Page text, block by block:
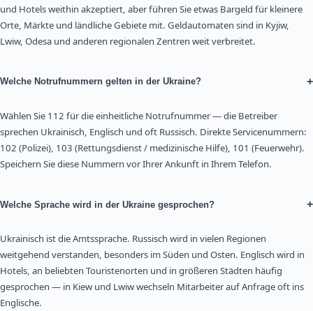
und Hotels weithin akzeptiert, aber führen Sie etwas Bargeld für kleinere
Orte, Märkte und ländliche Gebiete mit. Geldautomaten sind in Kyjiw,
Lwiw, Odesa und anderen regionalen Zentren weit verbreitet.
Welche Notrufnummern gelten in der Ukraine? +
Wählen Sie 112 für die einheitliche Notrufnummer — die Betreiber
sprechen Ukrainisch, Englisch und oft Russisch. Direkte Servicenummern:
102 (Polizei), 103 (Rettungsdienst / medizinische Hilfe), 101 (Feuerwehr).
Speichern Sie diese Nummern vor Ihrer Ankunft in Ihrem Telefon.
Welche Sprache wird in der Ukraine gesprochen? +
Ukrainisch ist die Amtssprache. Russisch wird in vielen Regionen
weitgehend verstanden, besonders im Süden und Osten. Englisch wird in
Hotels, an beliebten Touristenorten und in größeren Städten häufig
gesprochen — in Kiew und Lwiw wechseln Mitarbeiter auf Anfrage oft ins
Englische.